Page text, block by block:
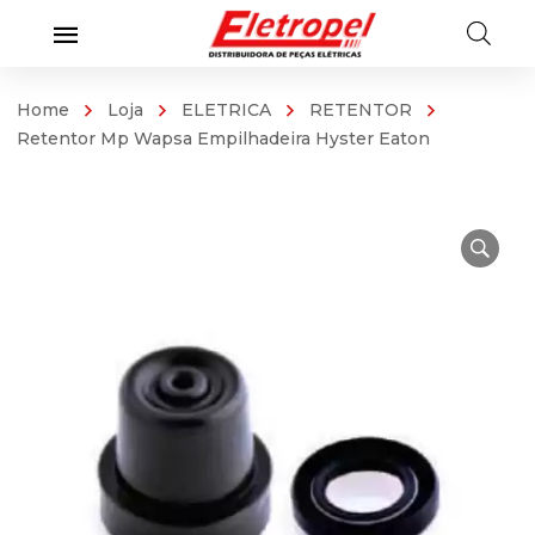
Home Loja ELETRICA
RETENTOR
Retentor Mp Wapsa Empilhadeira Hyster Eaton